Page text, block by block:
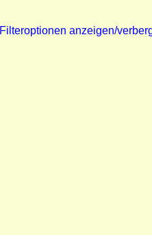
Filteroptionen anzeigen/